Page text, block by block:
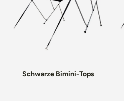
Schwarze Bimini-Tops